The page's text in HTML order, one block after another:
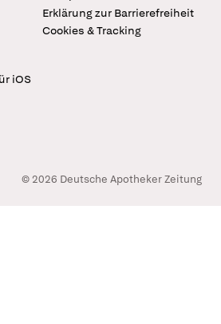
Erklärung zur Barrierefreiheit
Cookies & Tracking
iOS
© 2026 Deutsche Apotheker Zeitung